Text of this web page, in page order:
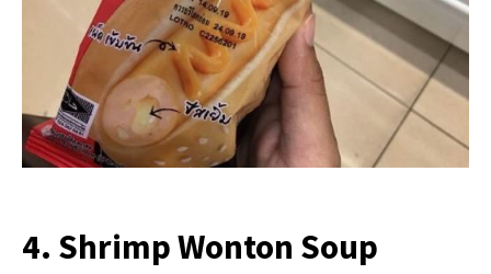
4. Shrimp Wonton Soup